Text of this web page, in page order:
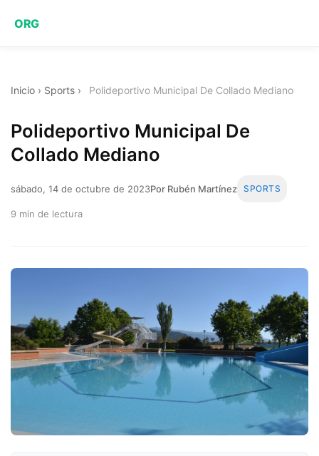
ORG
Inicio › Sports › Polideportivo Municipal De Collado Mediano
Polideportivo Municipal De
Collado Mediano
sábado, 14 de octubre de 2023Por Rubén Martínez SPORTS
9 min de lectura